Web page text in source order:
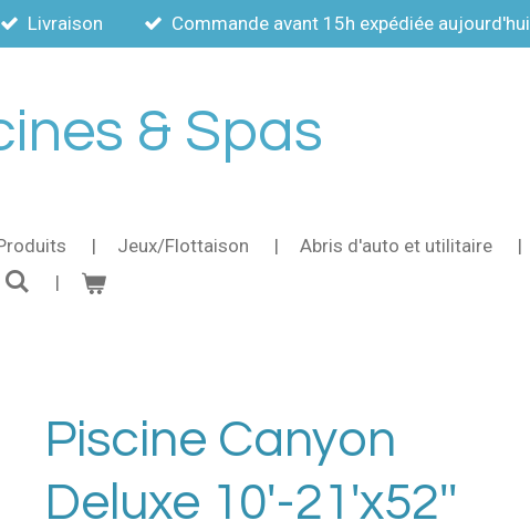
Livraison Commande avant 15h expédiée aujourd'hui
& Spas
Jeux/Flottaison Abris d'auto et utilitaire
Piscine Canyon
Deluxe 10'-21'x52''